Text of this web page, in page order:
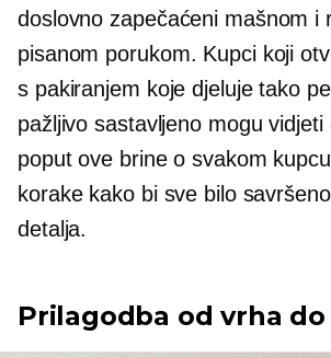
doslovno zapečaćeni mašnom i
pisanom porukom. Kupci koji
s pakiranjem koje djeluje tako
pažljivo sastavljeno mogu
poput ove brine o svakom
korake kako bi sve bilo
detalja.
Prilagodba od vrha do